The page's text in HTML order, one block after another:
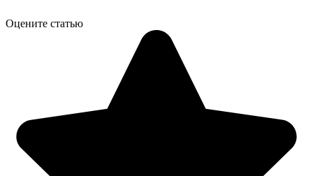
Оцените статью